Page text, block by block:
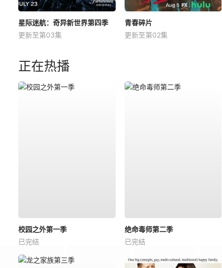
星际迷航：奇异新世界第四季
更新至第03集
青春碎片
更新至第02集
正在热播
校园之外第一季
已完结
绝命毒师第二季
已完结